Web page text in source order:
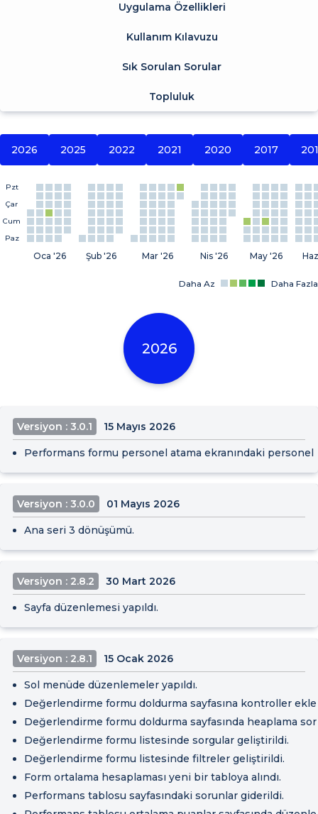
Uygulama Özellikleri
Kullanım Kılavuzu
Sık Sorulan Sorular
Topluluk
2026 2025 2022 2021 2020 2017
Pzt
Çar
Cum
Paz
Oca '26 Şub '26 Mar '26 Nis '26 May '26
Daha Az Daha Fazla
2026
Versiyon : 3.0.1 15 Mayıs 2026
Performans formu personel atama ekranındaki personel
Versiyon : 3.0.0 01 Mayıs 2026
Ana seri 3 dönüşümü.
Versiyon : 2.8.2 30 Mart 2026
Sayfa düzenlemesi yapıldı.
Versiyon : 2.8.1 15 Ocak 2026
Sol menüde düzenlemeler yapıldı.
Değerlendirme formu doldurma sayfasına kontroller
Değerlendirme formu doldurma sayfasında heaplama
Değerlendirme formu listesinde sorgular geliştirildi.
Değerlendirme formu listesinde filtreler geliştirildi.
Form ortalama hesaplaması yeni bir tabloya alındı.
Performans tablosu sayfasındaki sorunlar giderildi.